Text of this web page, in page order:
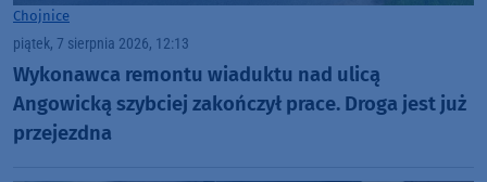
Chojnice
piątek, 7 sierpnia 2026, 12:13
Wykonawca remontu wiaduktu nad ulicą
Angowicką szybciej zakończył prace. Droga jest już
przejezdna